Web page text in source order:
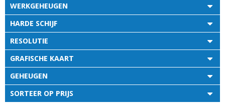
WERKGEHEUGEN
HARDE SCHIJF
RESOLUTIE
GRAFISCHE KAART
GEHEUGEN
SORTEER OP PRIJS